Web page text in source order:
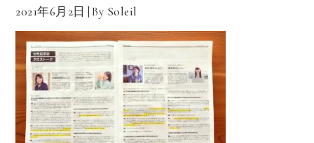
2021年6月2日 By Soleil